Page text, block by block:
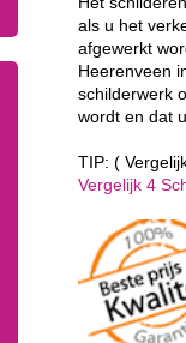
als u het
afgewerkt
Heerenveen
schilderwerk
wordt en dat
TIP: (
Vergelijk 4